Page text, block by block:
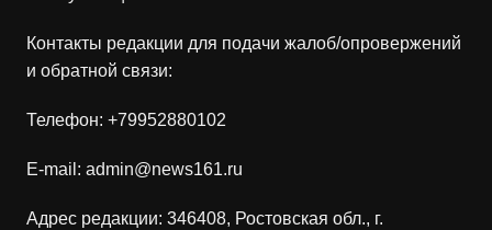
Контакты редакции для подачи жалоб/опровержений
и обратной связи:
Телефон: +79952880102
E-mail: admin@news161.ru
Адрес редакции: 346408, Ростовская обл., г.